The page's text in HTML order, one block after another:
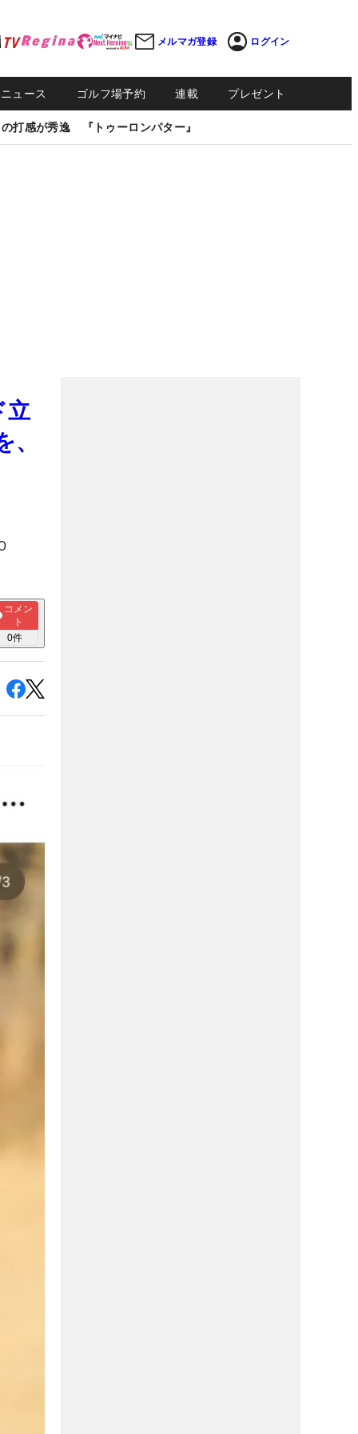
メルマガ登録 ログイン
ュース ゴルフ場予約 連載 プレゼント
打感が秀逸 『トゥーロンパター』
立
コメン
ト
0件